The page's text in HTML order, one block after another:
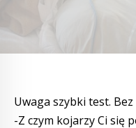
Uwaga szybki test.
-Z czym kojarzy Ci się